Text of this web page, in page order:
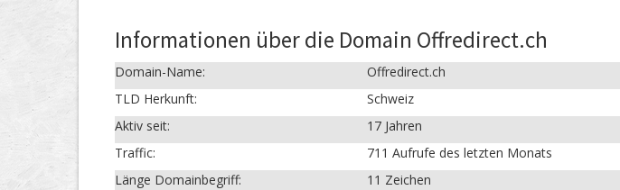
Informationen über die Domain Offredirect.ch
Domain-Name:
Offredirect.ch
TLD Herkunft:
Schweiz
Aktiv seit:
17 Jahren
Traffic:
711 Aufrufe des letzten Monats
Länge Domainbegriff:
11 Zeichen